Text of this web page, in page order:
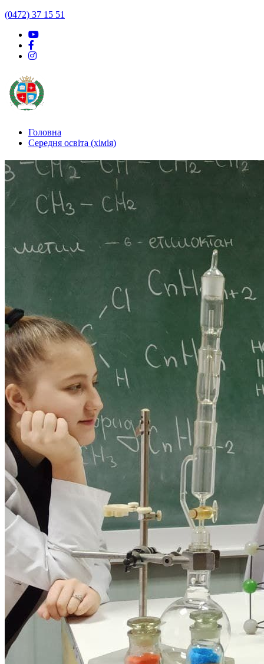
(0472) 37 15 51
Головна
Середня освіта (хімія)